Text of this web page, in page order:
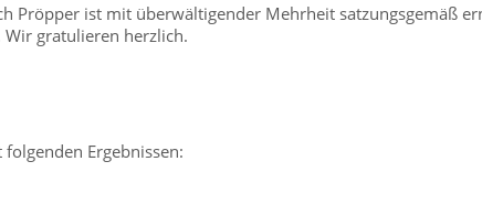
Pröpper ist mit überwältigender Mehrheit satzungsgemäß
gratulieren herzlich.
Ergebnissen: